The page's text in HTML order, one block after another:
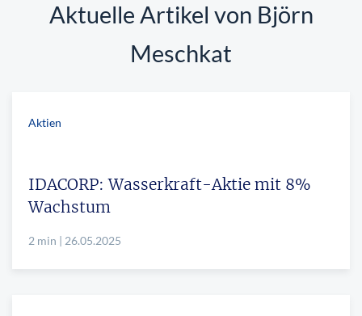
Aktuelle Artikel von Björn
Meschkat
Aktien
IDACORP: Wasserkraft-Aktie mit 8%
Wachstum
2 min | 26.05.2025